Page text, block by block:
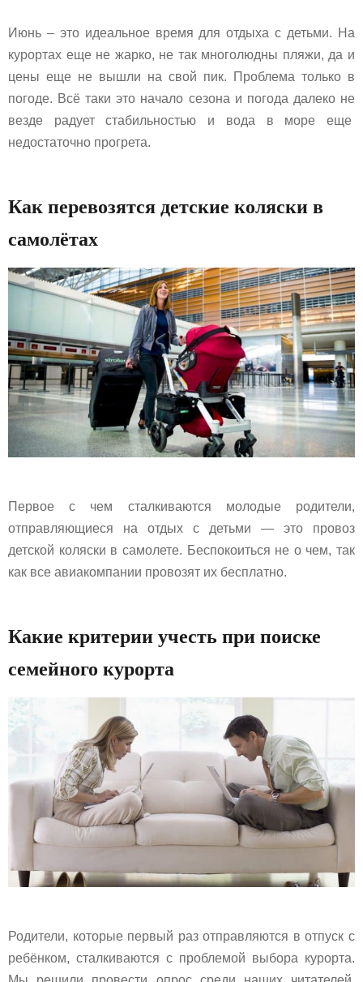
Июнь – это идеальное время для отдыха с детьми. На
курортах еще не жарко, не так многолюдны пляжи, да и
цены еще не вышли на свой пик. Проблема только в
погоде. Всё таки это начало сезона и погода далеко не
везде радует стабильностью и вода в море еще
недостаточно прогрета.
Как перевозятся детские коляски в
самолётах
Первое с чем сталкиваются молодые родители,
отправляющиеся на отдых с детьми — это провоз
детской коляски в самолете. Беспокоиться не о чем, так
как все авиакомпании провозят их бесплатно.
Какие критерии учесть при поиске
семейного курорта
Родители, которые первый раз отправляются в отпуск с
ребёнком, сталкиваются с проблемой выбора курорта.